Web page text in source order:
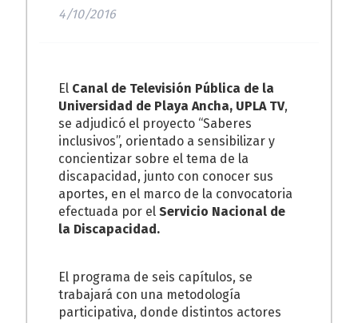
4/10/2016
El Canal de Televisión Pública de la
Universidad de Playa Ancha, UPLA TV,
se adjudicó el proyecto “Saberes
inclusivos”, orientado a sensibilizar y
concientizar sobre el tema de la
discapacidad, junto con conocer sus
aportes, en el marco de la convocatoria
efectuada por el Servicio Nacional de
la Discapacidad.
El programa de seis capítulos, se
trabajará con una metodología
participativa, donde distintos actores